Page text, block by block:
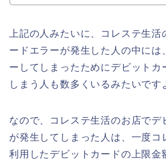
上記の人みたいに、コレステ生
ードエラーが発生した人の中には
ーしてしまったためにデビットカ
しまう人も数多くいるみたいです
なので、コレステ生活のお店でデ
が発生してしまった人は、一度コ
利用したデビットカードの上限金